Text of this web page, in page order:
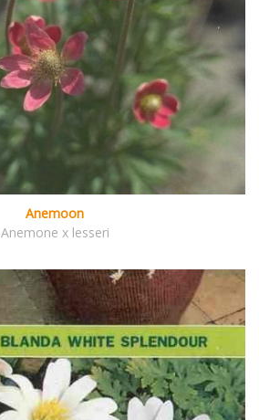
Anemoon
Anemone x lesseri